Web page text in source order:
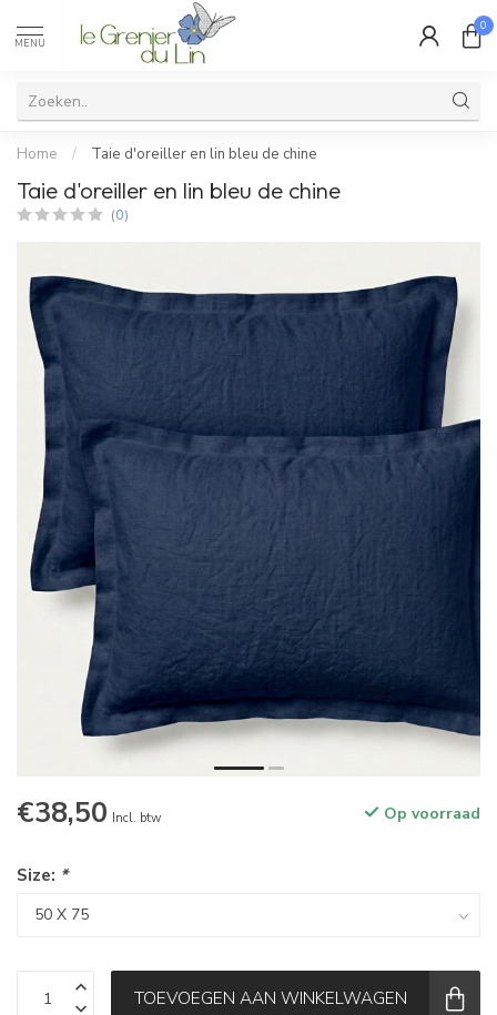
MENU
0
Home / Taie d'oreiller en lin bleu de chine
Taie d'oreiller en lin bleu de chine
(0)
€38,50 Incl. btw Op voorraad
Size: *
TOEVOEGEN AAN WINKELWAGEN